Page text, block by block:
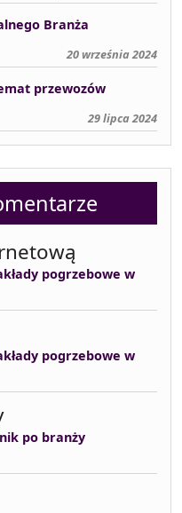
Branża
20 września 2024
przewozów
29 lipca 2024
pogrzebowe w
pogrzebowe w
po branży